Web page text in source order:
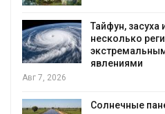
Тайфун,
несколько
явлениями
Авг 7, 2026
Солнечные